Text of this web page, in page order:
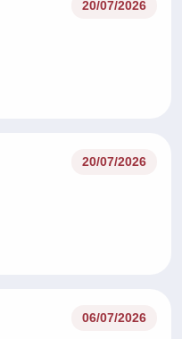
20/07/2026
20/07/2026
06/07/2026